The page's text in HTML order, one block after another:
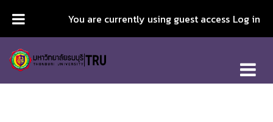
You are currently using guest access Log in